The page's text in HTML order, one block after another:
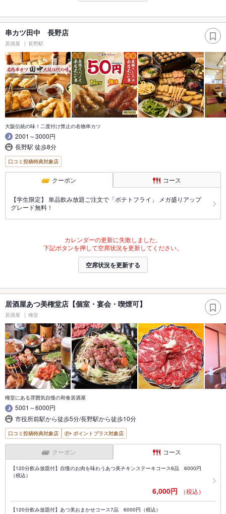
串カツ田中 長野店
居酒屋 長野駅
大阪伝統の味！二度付け禁止の名物串カツ
2001～3000円
長野駅 徒歩8分
口コミ投稿特典対象店
クーポン コース
【学生限定】 単品飲み放題ご注文で「ポテトフライ」 メガ盛りアップ
グレード無料！
カレンダーの更新に失敗しました。
下記ボタンを押して空席状況を更新してください。
空席状況を更新する
居酒屋あつ美権堂店【個室・宴会・喫煙可】
居酒屋 権堂
権堂にある雰囲気自慢の和食居酒屋
5001～6000円
市役所前駅から徒歩5分/長野駅から徒歩10分
口コミ投稿特典対象店 ポイントプラス対象店
クーポン コース
【120分飲み放題付】自慢のお肉を味わうあつ美チキンステーキコース6品 6000円
（税込）
6,000円 （税込）
【120分飲み放題付】あつ美おまかせコース7品 6000円（税込）